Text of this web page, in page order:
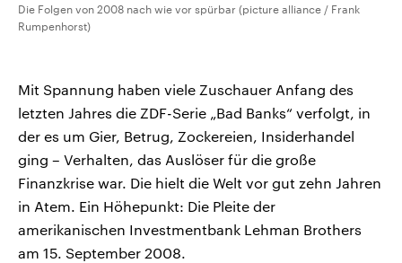
Die Folgen von 2008 nach wie vor spürbar (picture alliance / Frank
Rumpenhorst)
Mit Spannung haben viele Zuschauer Anfang des
letzten Jahres die ZDF-Serie „Bad Banks“ verfolgt, in
der es um Gier, Betrug, Zockereien, Insiderhandel
ging – Verhalten, das Auslöser für die große
Finanzkrise war. Die hielt die Welt vor gut zehn Jahren
in Atem. Ein Höhepunkt: Die Pleite der
amerikanischen Investmentbank Lehman Brothers
am 15. September 2008.